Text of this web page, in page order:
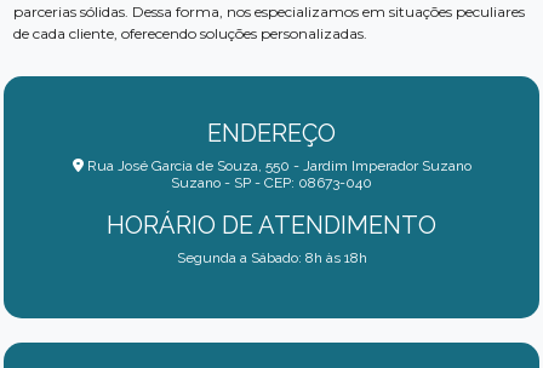
parcerias sólidas. Dessa forma, nos especializamos em situações peculiares
de cada cliente, oferecendo soluções personalizadas.
ENDEREÇO
Rua José Garcia de Souza, 550 - Jardim Imperador Suzano
Suzano - SP - CEP: 08673-040
HORÁRIO DE ATENDIMENTO
Segunda a Sábado: 8h às 18h